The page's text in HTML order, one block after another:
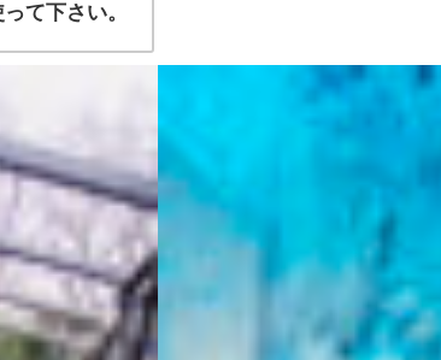
て下さい。